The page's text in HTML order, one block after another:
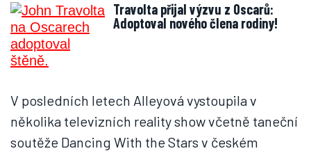
Travolta přijal výzvu z Oscarů:
Adoptoval nového člena rodiny!
V posledních letech Alleyová vystoupila v
několika televizních reality show včetně taneční
soutěže Dancing With the Stars v českém